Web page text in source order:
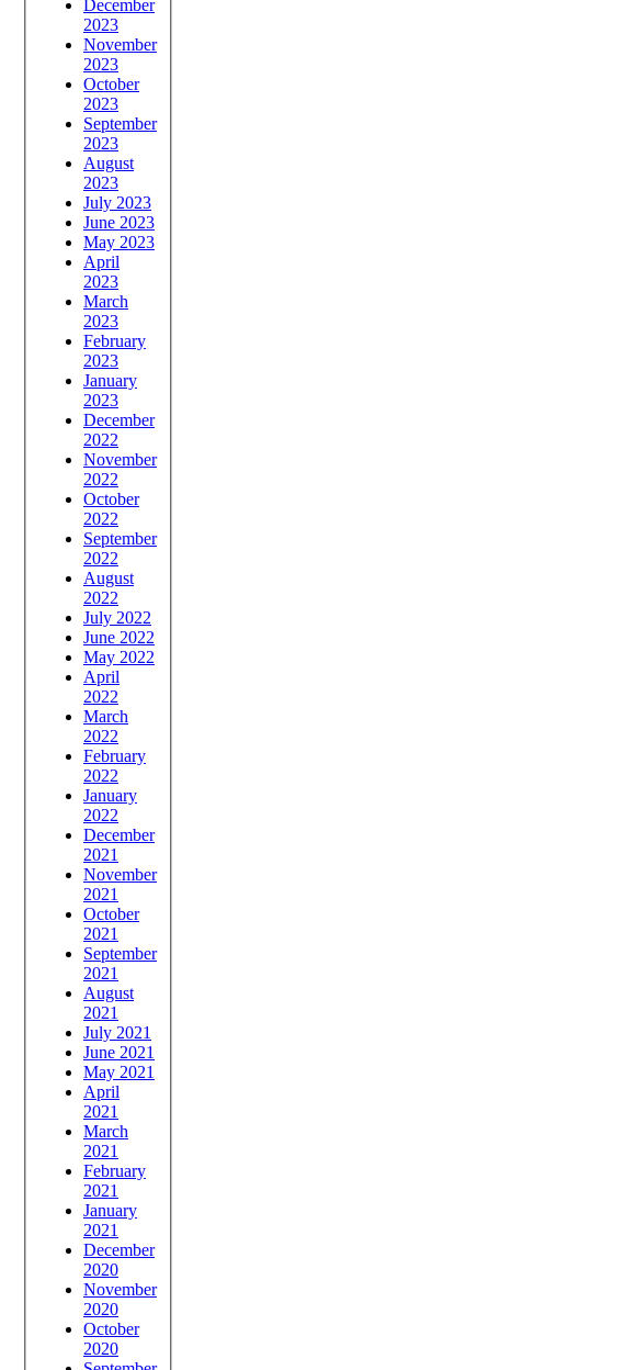
December
2023
November
2023
October
2023
September
2023
August
2023
July 2023
June 2023
May 2023
April
2023
March
2023
February
2023
January
2023
December
2022
November
2022
October
2022
September
2022
August
2022
July 2022
June 2022
May 2022
April
2022
March
2022
February
2022
January
2022
December
2021
November
2021
October
2021
September
2021
August
2021
July 2021
June 2021
May 2021
April
2021
March
2021
February
2021
January
2021
December
2020
November
2020
October
2020